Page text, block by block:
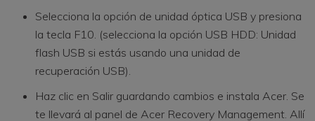
Selecciona la opción de unidad óptica USB y presiona
la tecla F10. (selecciona la opción USB HDD: Unidad
flash USB si estás usando una unidad de
recuperación USB).
Haz clic en Salir guardando cambios e instala Acer. Se
te llevará al panel de Acer Recovery Management. Allí